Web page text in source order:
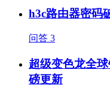
h3c路由器密码
问答 3
超级变色龙全
磅更新